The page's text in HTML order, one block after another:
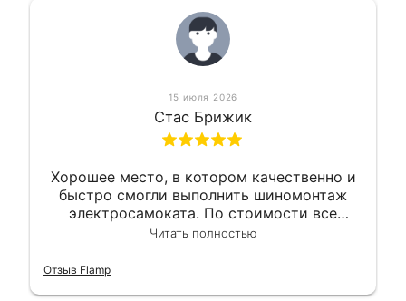
15 июля 2026
Стас Брижик
Хорошее место, в котором качественно и
быстро смогли выполнить шиномонтаж
электросамоката. По стоимости все
вышло вообще приемлемо хочу сказать.
Читать полностью
Отзыв Flamp